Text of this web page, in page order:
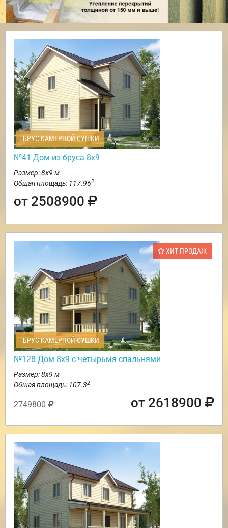
БРУС КАМЕРНОЙ СУШКИ
№41 Дом из бруса 8х9
Размер: 8х9 м
Общая площадь: 117.962
от 2508900
ХИТ ПРОДАЖ
БРУС КАМЕРНОЙ СУШКИ
№128 Дом 8х9 с четырьмя спальнями
Размер: 8х9 м
Общая площадь: 107.32
2749800 от 2618900